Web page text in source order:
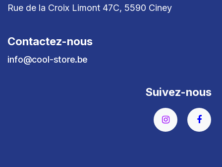
Rue de la Croix Limont 47C, 5590 Ciney
Contactez-nous
info@cool-store.be
Suivez-nous